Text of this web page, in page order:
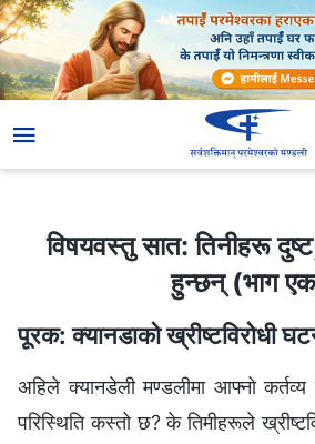
विषयवस्तु सात: तिनीहरू दुष्ट, कपटी, र छली हुन्छन्
विषयवस्तु सात: तिनीहरू
हुन्छन् (भाग
पूरक: क्यानडाको ख्रीष्टविरोधी
अहिले क्यानडेली मण्डलीमा आफ्नो कर्तव्य
परिस्थिति कस्तो छ? के तिमीहरूले